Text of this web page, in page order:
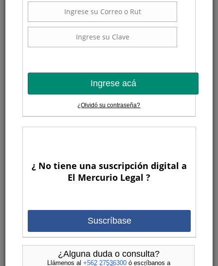
Ingrese acá
¿Olvidó su contraseña?
¿ No tiene una suscripción digital a
El Mercurio Legal ?
Suscríbase
¿Alguna duda o consulta?
Llámenos al +562 27536300ó escríbanos a